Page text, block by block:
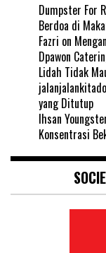
Dumpster For
Berdoa di
Fazri on
Dpawon
Lidah Tidak
yang Ditutup
Ihsan
Konsentrasi